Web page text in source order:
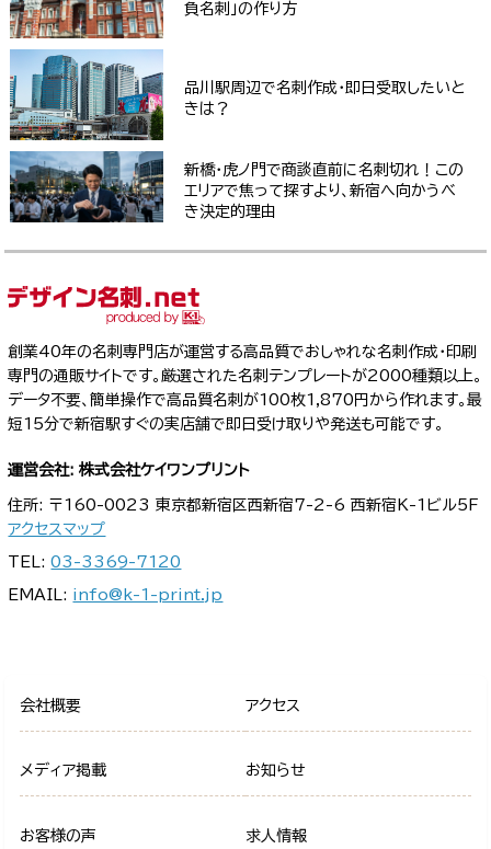
負名刺」の作り方
品川駅周辺で名刺作成・即日受取したいと
きは？
新橋・虎ノ門で商談直前に名刺切れ！この
エリアで焦って探すより、新宿へ向かうべ
き決定的理由
創業40年の名刺専門店が運営する高品質でおしゃれな名刺作成・印刷
専門の通販サイトです。厳選された名刺テンプレートが2000種類以上。
データ不要、簡単操作で高品質名刺が100枚1,870円から作れます。最
短15分で新宿駅すぐの実店舗で即日受け取りや発送も可能です。
運営会社: 株式会社ケイワンプリント
住所: 〒160-0023 東京都新宿区西新宿7-2-6 西新宿K-1ビル5F
アクセスマップ
TEL:03-3369-7120
EMAIL: info@k-1-print.jp
会社概要 アクセス
メディア掲載 お知らせ
お客様の声 求人情報